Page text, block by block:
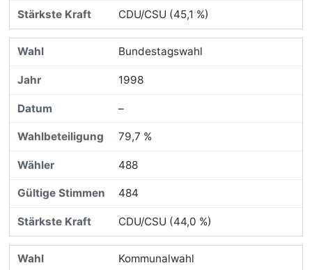
CDU/CSU (45,1 %)
Bundestagswahl
1998
–
79,7 %
488
484
CDU/CSU (44,0 %)
Kommunalwahl